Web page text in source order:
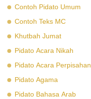
Contoh Pidato Umum
Contoh Teks MC
Khutbah Jumat
Pidato Acara Nikah
Pidato Acara Perpisahan
Pidato Agama
Pidato Bahasa Arab